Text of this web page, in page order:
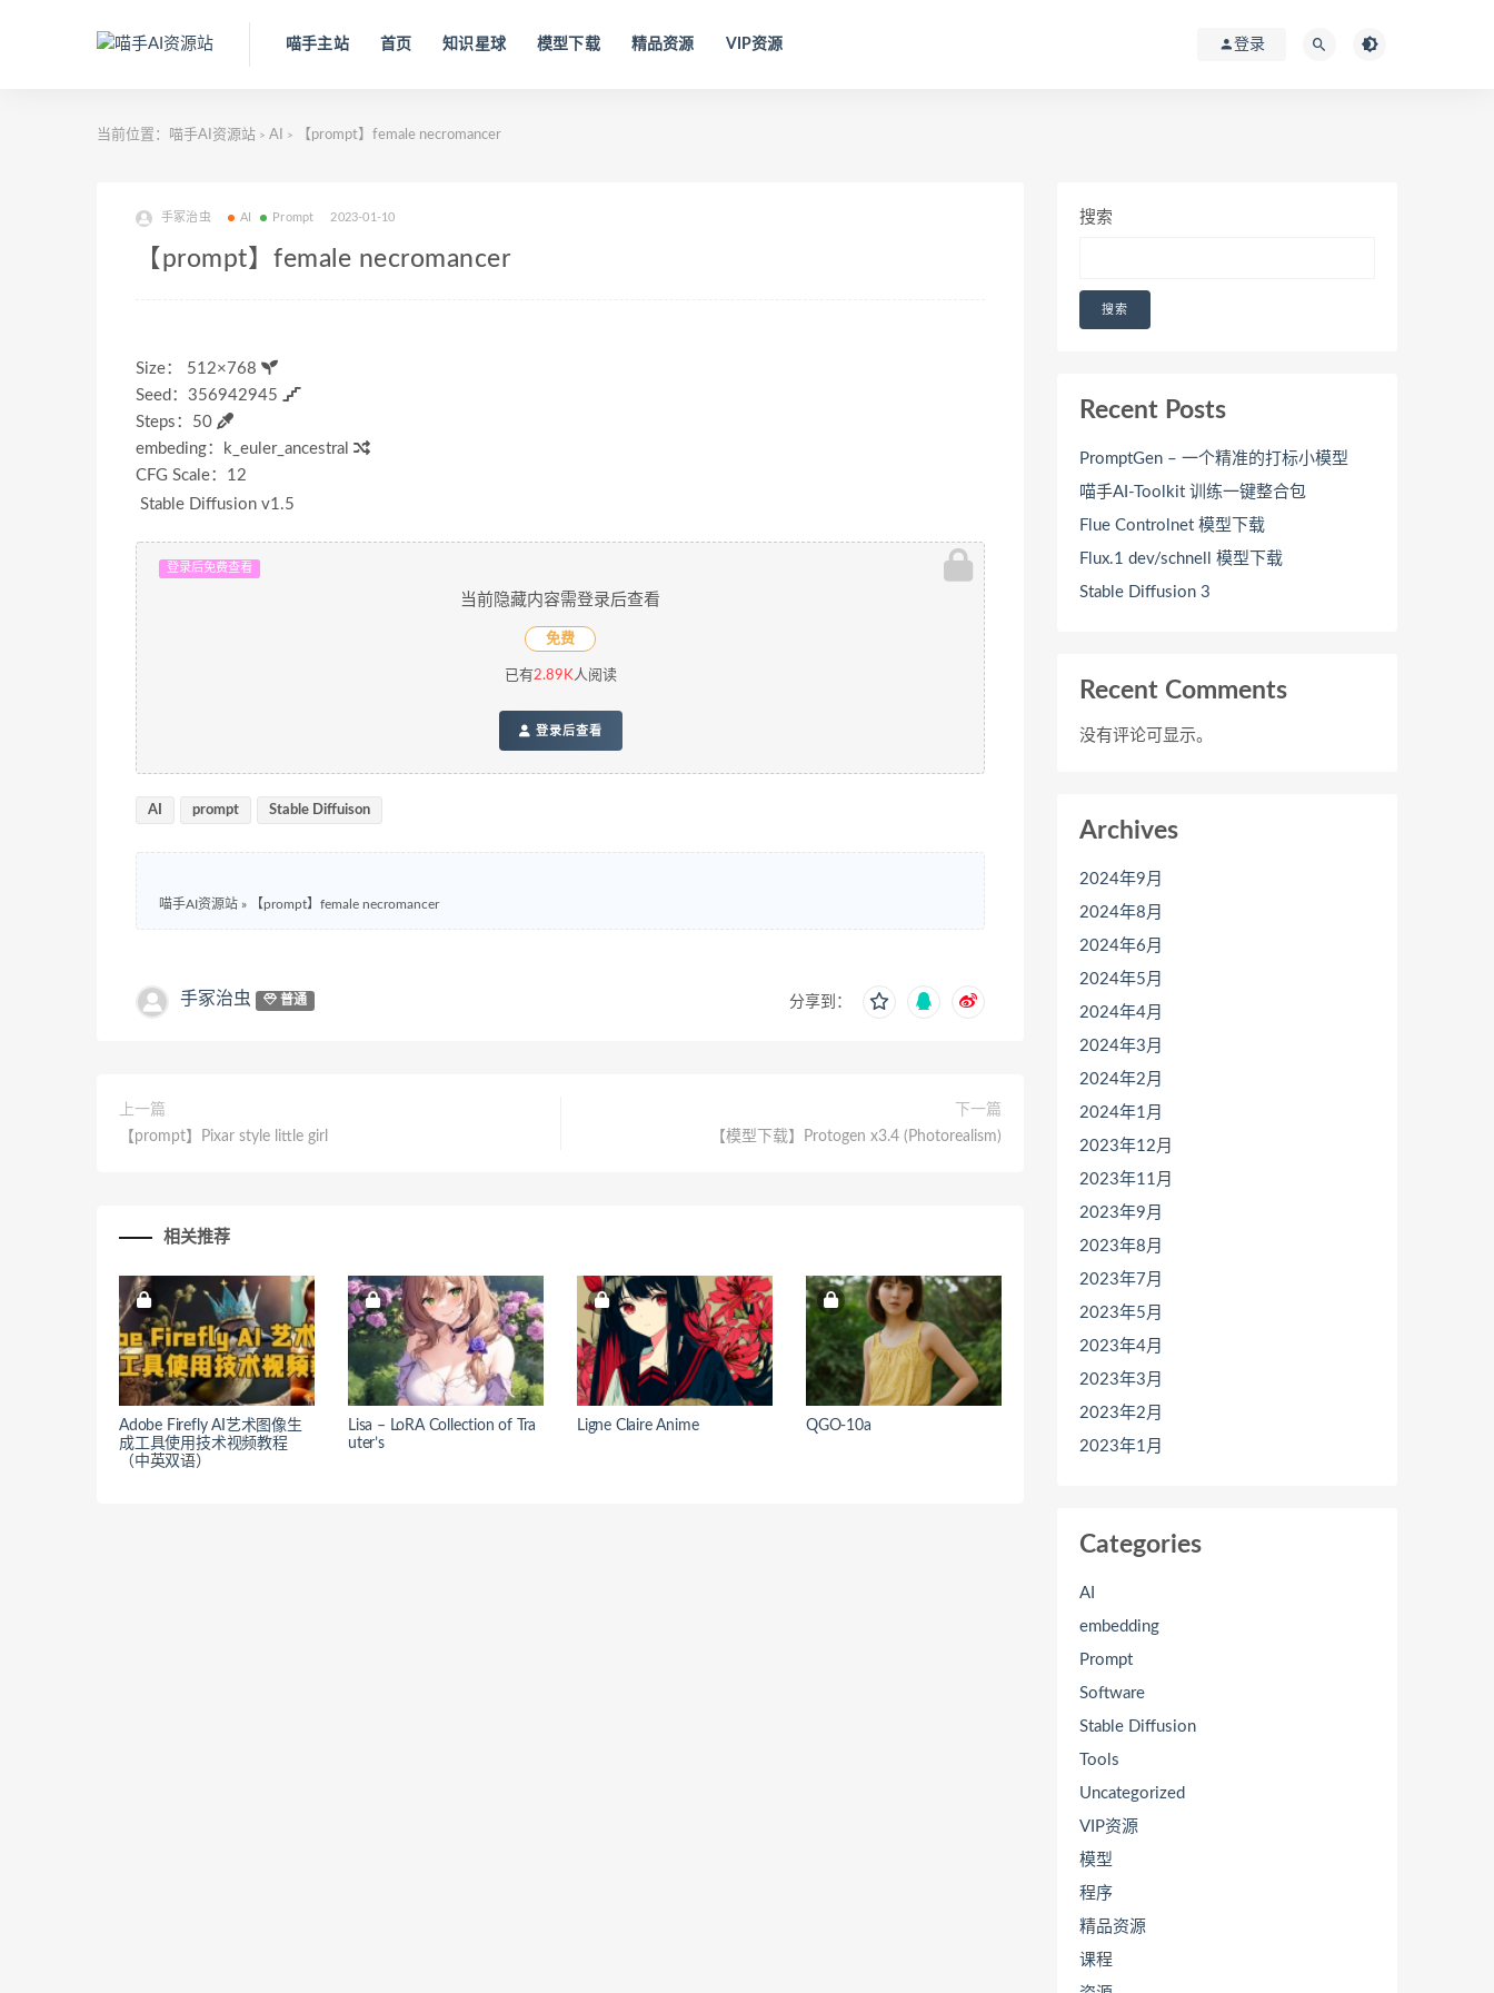
喵手主站 首页 知识星球 模型下载 精品资源 VIP资源 登录
当前位置： 喵手AI资源站 > AI > 【prompt】female necromancer
手冢治虫 AI Prompt 2023-01-10
【prompt】female necromancer
Size： 512×768
Seed：356942945
Steps：50
embeding：k_euler_ancestral
CFG Scale：12
Stable Diffusion v1.5
登录后免费查看
当前隐藏内容需登录后查看
免费
已有2.89K人阅读
登录后查看
AI prompt Stable Diffuison
喵手AI资源站 » 【prompt】female necromancer
手冢治虫 普通 分享到：
上一篇
【prompt】Pixar style little girl
下一篇
【模型下载】Protogen x3.4 (Photorealism)
相关推荐
Adobe Firefly AI艺术图像生
成工具使用技术视频教程
（中英双语）
Lisa – LoRA Collection of Tra
uter’s
Ligne Claire Anime QGO-10a
搜索
搜索
Recent Posts
PromptGen – 一个精准的打标小模型
喵手AI-Toolkit 训练一键整合包
Flue Controlnet 模型下载
Flux.1 dev/schnell 模型下载
Stable Diffusion 3
Recent Comments
没有评论可显示。
Archives
2024年9月
2024年8月
2024年6月
2024年5月
2024年4月
2024年3月
2024年2月
2024年1月
2023年12月
2023年11月
2023年9月
2023年8月
2023年7月
2023年5月
2023年4月
2023年3月
2023年2月
2023年1月
Categories
AI
embedding
Prompt
Software
Stable Diffusion
Tools
Uncategorized
VIP资源
模型
程序
精品资源
课程